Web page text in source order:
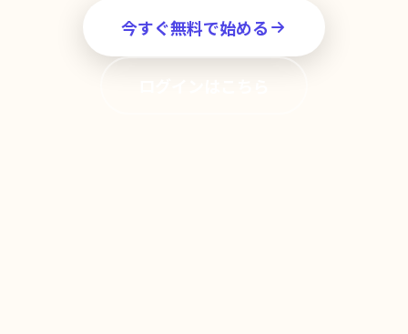
今すぐ無料で始める